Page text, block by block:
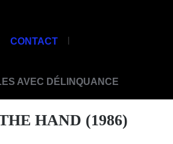
CONTACT |
AVEC DÉLINQUANCE
HAND (1986)